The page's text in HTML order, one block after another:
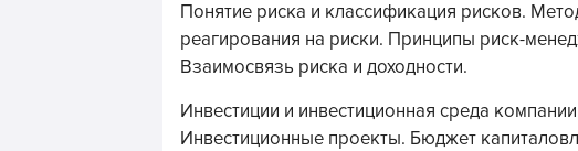
Понятие риска и классификация рисков.
реагирования на риски. Принципы риск-
Взаимосвязь риска и доходности.
Инвестиции и инвестиционная среда
Инвестиционные проекты. Бюджет